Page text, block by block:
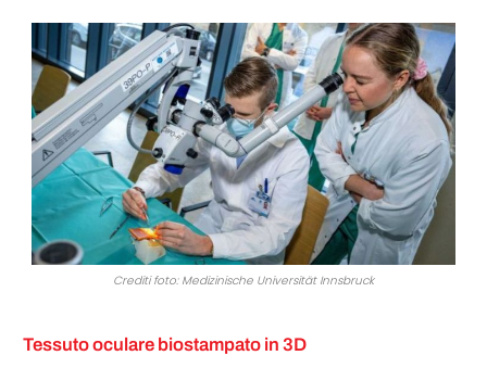
Crediti foto: Medizinische Universität Innsbruck
Tessuto oculare biostampato in 3D